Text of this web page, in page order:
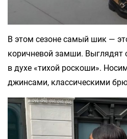
В этом сезоне самый шик —
коричневой замши. Выглядят
в духе «тихой роскоши».
джинсами, классическими